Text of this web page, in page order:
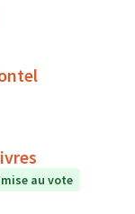
au vote